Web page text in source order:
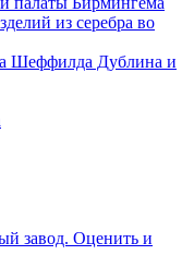
из серебра во
Шеффилда Дублина и
завод. Оценить и